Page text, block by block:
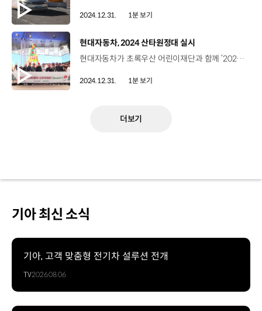
2024.12.31. 1분 보기
[동영상]
현대자동차, 2024 산타원정대 실시
현대자동차가 초록우산 어린이재단과 함께 ‘2024 산타원정대’를 진행했습니다. 2016년부터 시작돼 올해로 9회째를 맞는 산타원정대는 현대자동차 국내사업본부의 대표 연말 사회공헌활동인데요, 어린이와 청소년들이 즐거운 연말을 보낼 수 있도록 54개 시설, 총 1,741명에게 선물과 체험활동을 지원했습니다. 특히 올해는 사전에 미리 파악한 소원 선물 전달과 함께 소형가전과 생활용품 등으로 구성된 자립키트 지원, 모빌리티 체험 프로그램 운영, 아이오닉 V2L 크리스마스 트리 만들기 등을 진행하며 따뜻한 시간을 가졌습니다.
2024.12.31. 1분 보기
더보기
기아 최신 소식
기아, 고객 맞춤형 전기차 설루션 전개
TV2026.08.06